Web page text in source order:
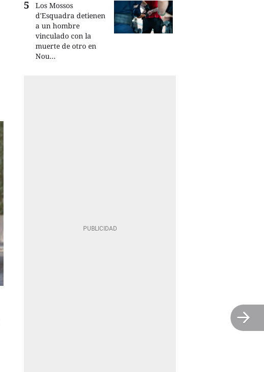
Los Mossos
d'Esquadra detienen
a un hombre
vinculado con la
muerte de otro en
Nou...